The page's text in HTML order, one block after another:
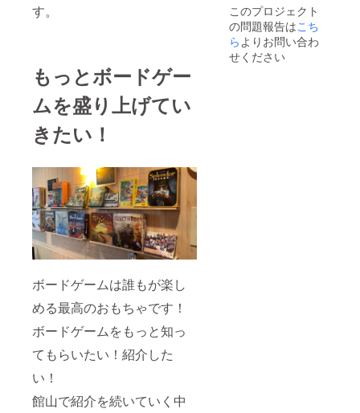
す。
もっとボードゲー
ムを盛り上げてい
きたい！
ボードゲームは誰もが楽し
める最高のおもちゃです！
ボードゲームをもっと知っ
てもらいたい！紹介した
い！
館山で紹介を続いていく中
を持っ
て制作
中との
ことで
す！ ボ
このプロジェクト
の問題報告はこち
らよりお問い合わ
せください